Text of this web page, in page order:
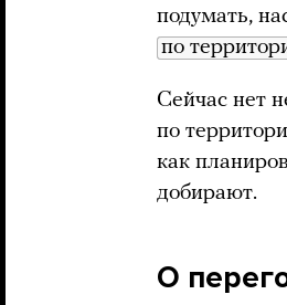
подумать,
по
Сейчас нет
по
как
добирают.
О